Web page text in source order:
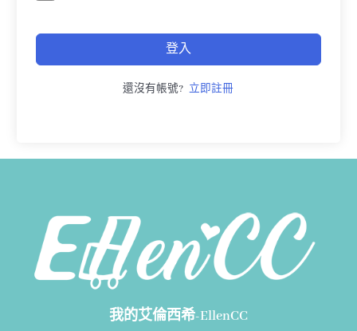
登入
還沒有帳號? 立即註冊
我的艾倫西希-EllenCC